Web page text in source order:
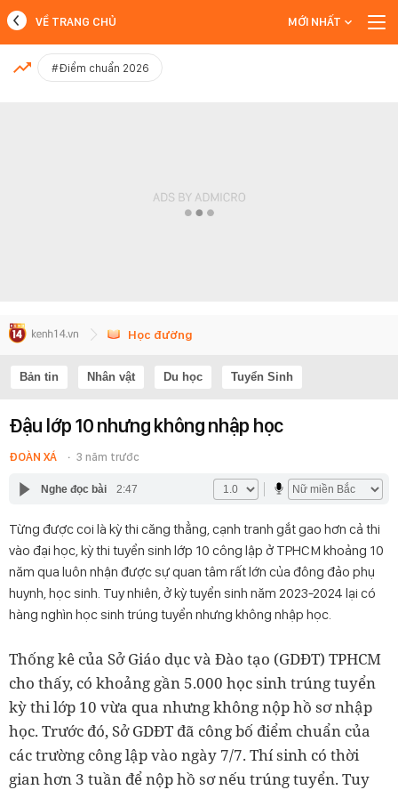
MỚI NHẤT
VỀ TRANG CHỦ MỚI NHẤT
#Điểm chuẩn 2026
Học đường
Bản tin Nhân vật Du học Tuyển Sinh
Đậu lớp 10 nhưng không nhập học
ĐOÀN XÁ 3 năm trước
Nghe đọc bài 2:47
Từng được coi là kỳ thi căng thẳng, cạnh tranh gắt gao hơn cả thi
vào đại học, kỳ thi tuyển sinh lớp 10 công lập ở TPHCM khoảng 10
năm qua luôn nhận được sự quan tâm rất lớn của đông đảo phụ
huynh, học sinh. Tuy nhiên, ở kỳ tuyển sinh năm 2023-2024 lại có
hàng nghìn học sinh trúng tuyển nhưng không nhập học.
Thống kê của Sở Giáo dục và Đào tạo (GDĐT) TPHCM
cho thấy, có khoảng gần 5.000 học sinh trúng tuyển
kỳ thi lớp 10 vừa qua nhưng không nộp hồ sơ nhập
học. Trước đó, Sở GDĐT đã công bố điểm chuẩn của
các trường công lập vào ngày 7/7. Thí sinh có thời
gian hơn 3 tuần để nộp hồ sơ nếu trúng tuyển. Tuy